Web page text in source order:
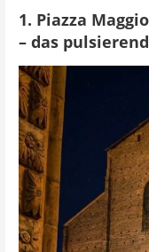
1. Piazza
– das